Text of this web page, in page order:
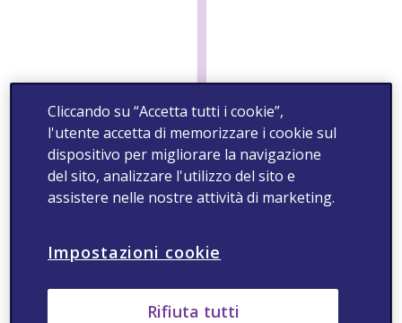
404
Pagina non trovata.
Non riusciamo a trovare la pagina che stai cercando.
Ecco invece alcuni link utili:
Cliccando su “Accetta tutti i cookie”,
l'utente accetta di memorizzare i cookie sul
dispositivo per migliorare la navigazione
del sito, analizzare l'utilizzo del sito e
assistere nelle nostre attività di marketing.
Impostazioni cookie
Rifiuta tutti